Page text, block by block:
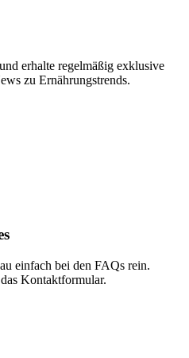
erhalte regelmäßig exklusive
zu Ernährungstrends.
einfach bei den FAQs rein.
Kontaktformular.